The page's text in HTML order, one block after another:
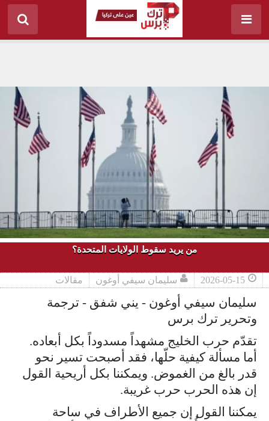
من يريد سقوط الولايات المتحدة؟
2026-05-15 سليمان سيفي أوغون مقالات
سليمان سيفي أوغون - يني شفق - ترجمة
وتحرير ترك برس
تقدّم حرب الخليج مشهداً مسدوداً بكل أبعاده.
أما مسألة كيفية حلّها، فقد أصبحت تسير نحو
قدر بالغ من الغموض. ويمكننا بكل أريحية القول
إن هذه الحرب حرب غريبة.
يمكننا القول إن جميع الأطراف في ساحة